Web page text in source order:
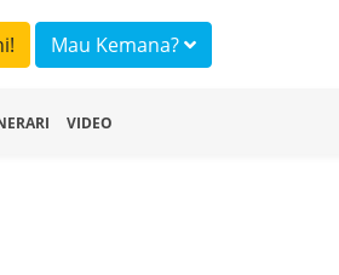
Mau Kemana?
VIDEO